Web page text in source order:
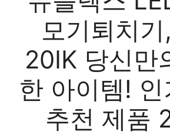
모기퇴치
20IK 당신만
한 아이템!
추천 제품